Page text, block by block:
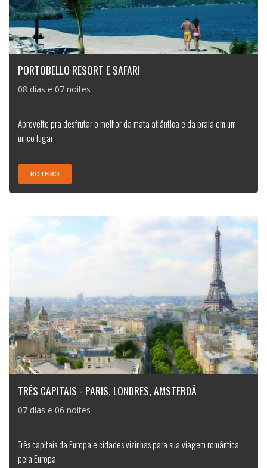
PORTOBELLO RESORT E SAFARI
08 dias e 07 noites
Aproveite pra desfrutar o melhor da mata atlântica e da praia em um
único lugar
ROTEIRO
TRÊS CAPITAIS - PARIS, LONDRES, AMSTERDÃ
07 dias e 06 noites
Três capitais da Europa e cidades vizinhas para sua viagem romântica
pela Europa